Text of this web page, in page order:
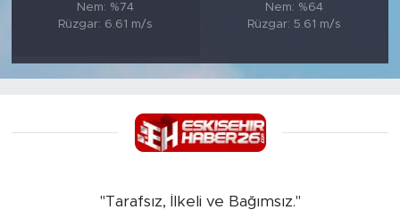
Nem: %74
Rüzgar: 6.61 m/s
Nem: %64
Rüzgar: 5.61 m/s
"Tarafsız, İlkeli ve Bağımsız."